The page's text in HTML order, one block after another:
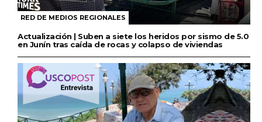
RED DE MEDIOS REGIONALES
Actualización | Suben a siete los heridos por sismo de 5.0
en Junín tras caída de rocas y colapso de viviendas